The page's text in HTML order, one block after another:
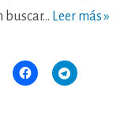
buscar… Leer más »